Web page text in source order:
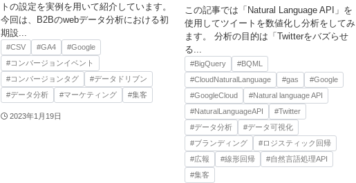
トの設定を実例を用いて紹介しています。
今回は、B2Bのwebデータ分析における初
期設...
#CSV #GA4
#Google
#コンバージョンイベント
#コンバージョンタグ
#データドリブン
#データ分析
#マーケティング #集客
2023年1月19日
この記事では「Natural Language API」を
使用してツイートを数値化し分析をしてみ
ます。 分析の目的は「Twitterをバズらせ
る...
#BigQuery
#BQML
#CloudNaturalLanguage
#gas
#Google
#GoogleCloud
#Natural language API
#NaturalLanguageAPI
#Twitter
#データ分析
#データ可視化
#ブランディング
#ロジスティック回帰
#広報
#線形回帰
#自然言語処理API
#集客